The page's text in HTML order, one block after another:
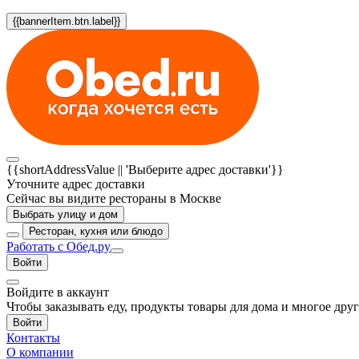
{{bannerItem.btn.label}}
{{shortAddressValue || 'Выберите адрес доставки'}}
Уточните адрес доставки
Сейчас вы видите рестораны в Москве
Выбрать улицу и дом
Ресторан, кухня или блюдо
Работать с Обед.ру
Войти
Войдите в аккаунт
Чтобы заказывать еду, продукты товары для дома и многое
Войти
Контакты
О компании